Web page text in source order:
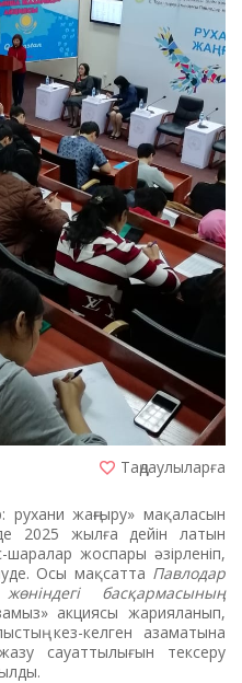
Таңдаулыларға
рухани жаңғыру» мақаласын
2025 жылға дейін латын
шаралар жоспары әзірленіп,
Осы мақсатта Павлодар
басқармасының
акциясы жарияланып,
кез-келген азаматына
сауаттылығын тексеру